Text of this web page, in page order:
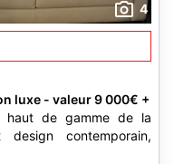
4
luxe - valeur 9 000€ +
haut de gamme de la
contemporain,